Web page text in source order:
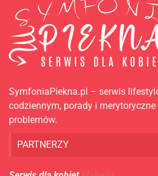
SymfoniaPiekna.pl – serwis
codziennym, porady i
problemów.
PARTNERZY